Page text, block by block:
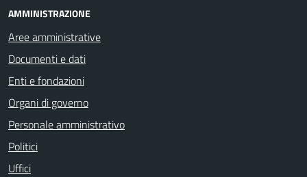
AMMINISTRAZIONE
Aree amministrative
Documenti e dati
Enti e fondazioni
Organi di governo
Personale amministrativo
Politici
Uffici